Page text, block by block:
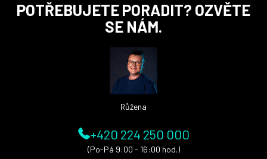
POTŘEBUJETE PORADIT? OZVĚTE
SE NÁM.
Růžena
+420 224 250 000
(Po-Pá 9:00 - 16:00 hod.)